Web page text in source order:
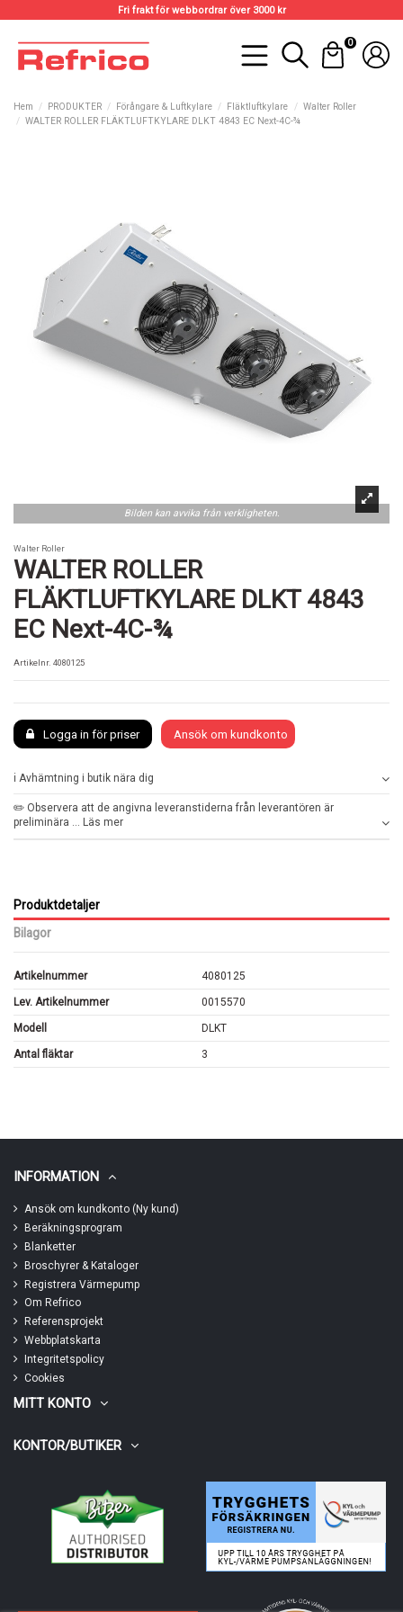
Fri frakt för webbordrar över 3000 kr
0
Hem PRODUKTER Förångare & Luftkylare Fläktluftkylare
Walter Roller
WALTER ROLLER FLÄKTLUFTKYLARE DLKT 4843 EC Next-4C-¾
Bilden kan avvika från verkligheten.
Walter Roller
WALTER ROLLER
FLÄKTLUFTKYLARE DLKT 4843
EC Next-4C-¾
Artikelnr. 4080125
Logga in för priser Ansök om kundkonto
ℹ️ Avhämtning i butik nära dig
✏️ Observera att de angivna leveranstiderna från leverantören är
preliminära ... Läs mer
Produktdetaljer
Bilagor
Artikelnummer 4080125
Lev. Artikelnummer 0015570
Modell DLKT
Antal fläktar 3
INFORMATION
Ansök om kundkonto (Ny kund)
Beräkningsprogram
Blanketter
Broschyrer & Kataloger
Registrera Värmepump
Om Refrico
Referensprojekt
Webbplatskarta
Integritetspolicy
Cookies
MITT KONTO
KONTOR/BUTIKER